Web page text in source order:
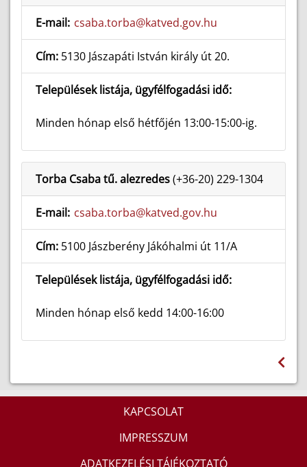
E-mail: csaba.torba@katved.gov.hu
Cím: 5130 Jászapáti István király út 20.
Települések listája, ügyfélfogadási idő:
Minden hónap első hétfőjén 13:00-15:00-ig.
Torba Csaba tű. alezredes(+36-20) 229-1304
E-mail: csaba.torba@katved.gov.hu
Cím: 5100 Jászberény Jákóhalmi út 11/A
Települések listája, ügyfélfogadási idő:
Minden hónap első kedd 14:00-16:00
KAPCSOLAT
IMPRESSZUM
ADATKEZELÉSI TÁJÉKOZTATÓ